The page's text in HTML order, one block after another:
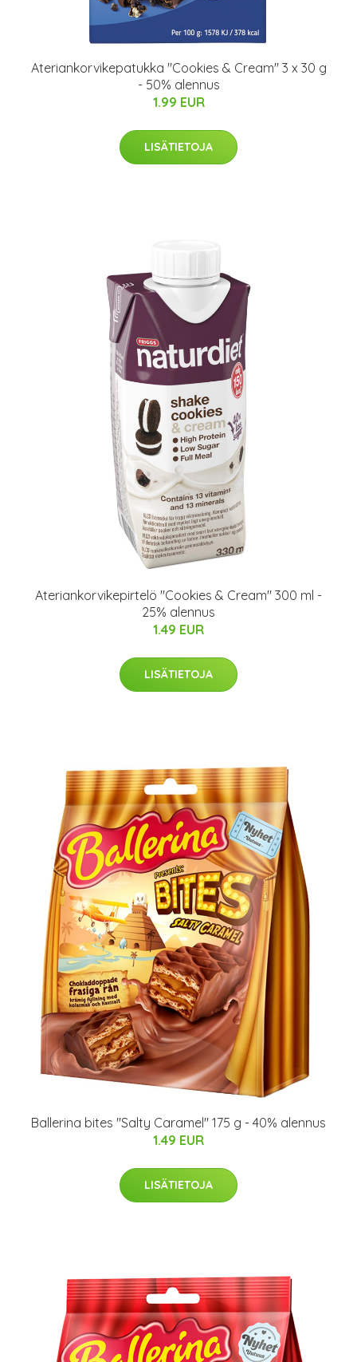
Ateriankorvikepatukka "Cookies & Cream" 3 x 30 g
- 50% alennus
1.99 EUR
LISÄTIETOJA
Ateriankorvikepirtelö "Cookies & Cream" 300 ml -
25% alennus
1.49 EUR
LISÄTIETOJA
Ballerina bites "Salty Caramel" 175 g - 40% alennus
1.49 EUR
LISÄTIETOJA